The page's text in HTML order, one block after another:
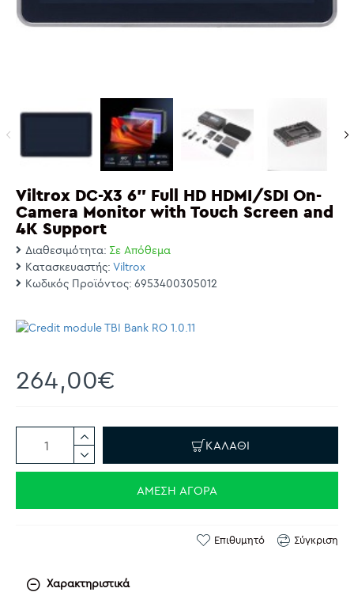
Viltrox DC-X3 6" Full HD HDMI/SDI On-
Camera Monitor with Touch Screen and
4K Support
Διαθεσιμότητα: Σε Απόθεμα
Κατασκευαστής: Viltrox
Κωδικός Προϊόντος: 6953400305012
264,00€
ΚΑΛΆΘΙ
ΆΜΕΣΗ ΑΓΟΡΆ
Επιθυμητό Σύγκριση
Χαρακτηριστικά